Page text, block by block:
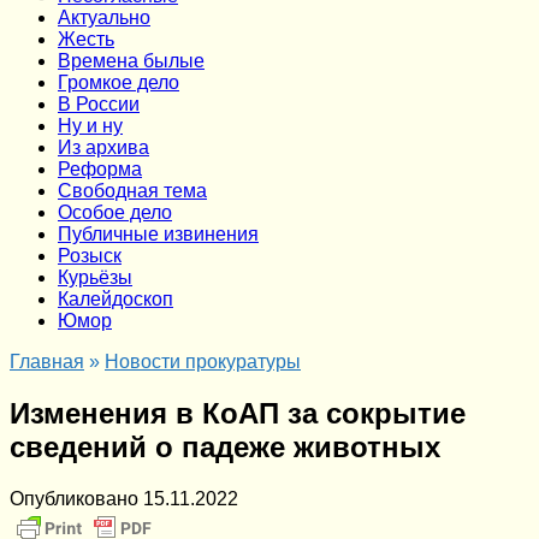
Актуально
Жесть
Времена былые
Громкое дело
В России
Ну и ну
Из архива
Реформа
Cвободная тема
Особое дело
Публичные извинения
Розыск
Курьёзы
Калейдоскоп
Юмор
Главная » Новости прокуратуры
Изменения в КоАП за сокрытие
сведений о падеже животных
Опубликовано 15.11.2022